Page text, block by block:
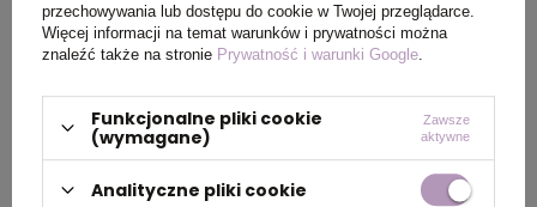
Kolor Jasny brąz
PAKOWANIE
przechowywania lub dostępu do cookie w Twojej przeglądarce.
Więcej informacji na temat warunków i prywatności można
znaleźć także na stronie Prywatność i warunki Google
Funkcjonalne pliki cookie
(wymagane)
Zawsze
aktywne
Analityczne pliki cookie